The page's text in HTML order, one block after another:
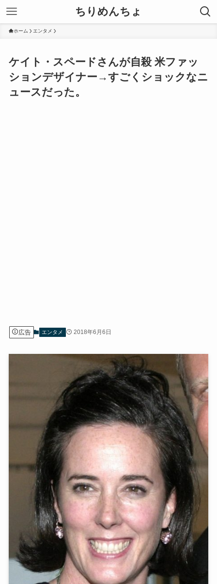
ちりめんちょ
ホーム エンタメ
ケイト・スペードさんが自殺 米ファッ
ションデザイナー→すごくショックなニ
ュースだった。
広告 エンタメ 2018年6月6日